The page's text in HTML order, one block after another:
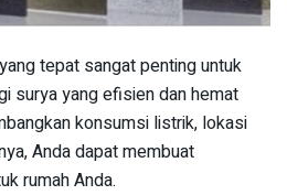
tepat sangat penting untuk
surya yang efisien dan hemat
konsumsi listrik, lokasi
Anda dapat membuat
rumah Anda.